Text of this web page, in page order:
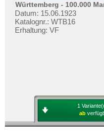
Württemberg - 100.000
Datum: 15.06.1923
Katalognr.: WTB16
Erhaltung: VF
1
ab